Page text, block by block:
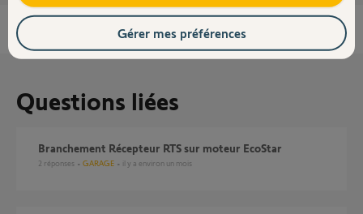
Questions liées
Branchement Récepteur RTS sur moteur EcoStar
2 réponses GARAGE il y a environ un mois
Gérer mes préférences